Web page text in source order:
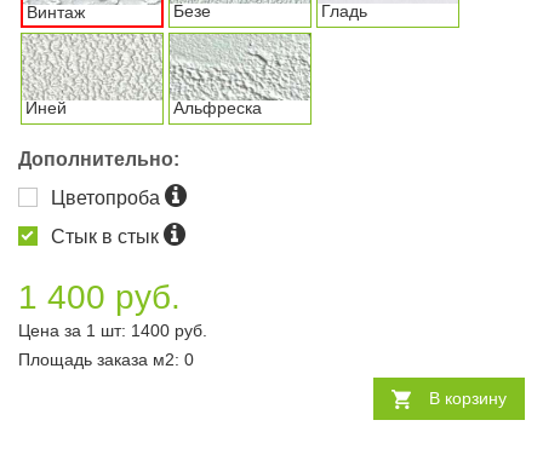
Винтаж Безе Гладь
Иней Альфреска
Дополнительно:
Цветопроба
Стык в стык
1 400 руб.
Цена за 1 шт: 1400 руб.
Площадь заказа м2: 0
В корзину